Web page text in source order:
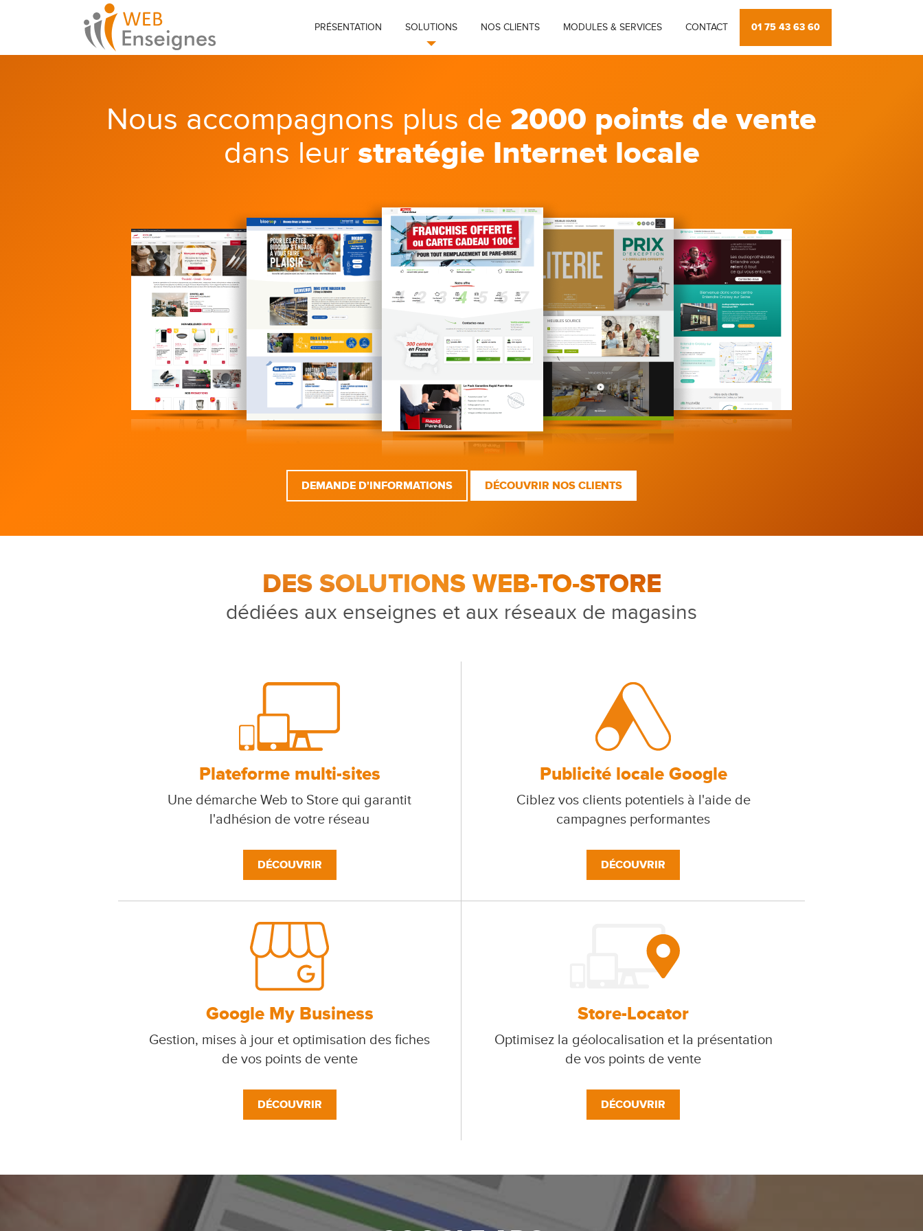
PRÉSENTATION SOLUTIONS NOS CLIENTS MODULES & SERVICES CONTACT 01 75 43 63 60
Nous accompagnons plus de 2000 points de vente
dans leur stratégie Internet locale
DEMANDE D'INFORMATIONS DÉCOUVRIR NOS CLIENTS
DES SOLUTIONS WEB-TO-STORE
dédiées aux enseignes et aux réseaux de magasins
Plateforme multi-sites
Une démarche Web to Store qui garantit
l'adhésion de votre réseau
DÉCOUVRIR
Publicité locale Google
Ciblez vos clients potentiels à l'aide de
campagnes performantes
DÉCOUVRIR
Google My Business
Gestion, mises à jour et optimisation des fiches
de vos points de vente
DÉCOUVRIR
Store-Locator
Optimisez la géolocalisation et la présentation
de vos points de vente
DÉCOUVRIR